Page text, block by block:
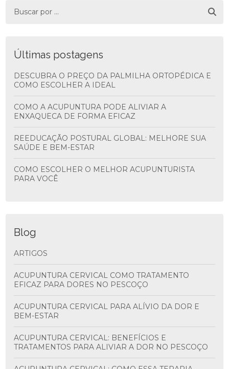
Últimas postagens
DESCUBRA O PREÇO DA PALMILHA ORTOPÉDICA E
COMO ESCOLHER A IDEAL
COMO A ACUPUNTURA PODE ALIVIAR A
ENXAQUECA DE FORMA EFICAZ
REEDUCAÇÃO POSTURAL GLOBAL: MELHORE SUA
SAÚDE E BEM-ESTAR
COMO ESCOLHER O MELHOR ACUPUNTURISTA
PARA VOCÊ
Blog
ARTIGOS
ACUPUNTURA CERVICAL COMO TRATAMENTO
EFICAZ PARA DORES NO PESCOÇO
ACUPUNTURA CERVICAL PARA ALÍVIO DA DOR E
BEM-ESTAR
ACUPUNTURA CERVICAL: BENEFÍCIOS E
TRATAMENTOS PARA ALIVIAR A DOR NO PESCOÇO